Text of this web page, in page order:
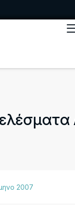
2007